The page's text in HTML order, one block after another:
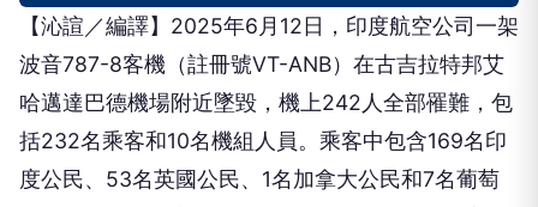
【沁諠／編譯】2025年6月12日，印度航空公司一架
波音787-8客機（註冊號VT-ANB）在古吉拉特邦艾
哈邁達巴德機場附近墜毀，機上242人全部罹難，包
括232名乘客和10名機組人員。乘客中包含169名印
度公民、53名英國公民、1名加拿大公民和7名葡萄